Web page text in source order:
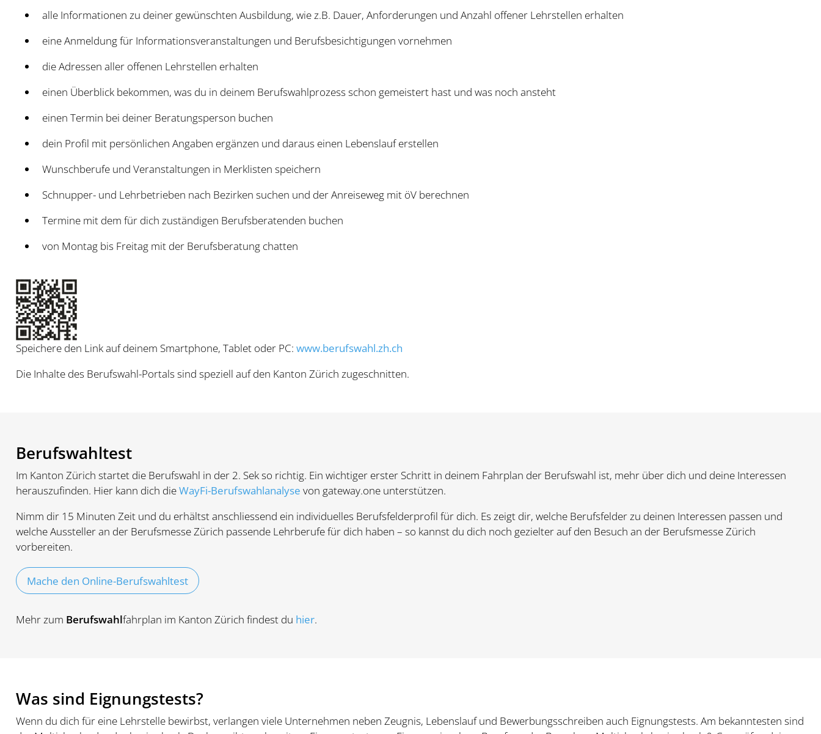
alle Informationen zu deiner gewünschten Ausbildung, wie z.B. Dauer, Anforderungen und Anzahl offener Lehrstellen erhalten
eine Anmeldung für Informationsveranstaltungen und Berufsbesichtigungen vornehmen
die Adressen aller offenen Lehrstellen erhalten
einen Überblick bekommen, was du in deinem Berufswahlprozess schon gemeistert hast und was noch ansteht
einen Termin bei deiner Beratungsperson buchen
dein Profil mit persönlichen Angaben ergänzen und daraus einen Lebenslauf erstellen
Wunschberufe und Veranstaltungen in Merklisten speichern
Schnupper- und Lehrbetrieben nach Bezirken suchen und der Anreiseweg mit öV berechnen
Termine mit dem für dich zuständigen Berufsberatenden buchen
von Montag bis Freitag mit der Berufsberatung chatten
Speichere den Link auf deinem Smartphone, Tablet oder PC: www.berufswahl.zh.ch
Die Inhalte des Berufswahl-Portals sind speziell auf den Kanton Zürich zugeschnitten.
Berufswahltest
Im Kanton Zürich startet die Berufswahl in der 2. Sek so richtig. Ein wichtiger erster Schritt in deinem Fahrplan der Berufswahl ist, mehr über dich und deine Interessen
herauszufinden. Hier kann dich dieWayFi-Berufswahlanalyse von gateway.one unterstützen.
Nimm dir 15 Minuten Zeit und du erhältst anschliessend ein individuelles Berufsfelderprofil für dich. Es zeigt dir, welche Berufsfelder zu deinen Interessen passen und
welche Aussteller an der Berufsmesse Zürich passende Lehrberufe für dich haben – so kannst du dich noch gezielter auf den Besuch an der Berufsmesse Zürich
vorbereiten.
Mache den Online-Berufswahltest
Mehr zum Berufswahlfahrplan im Kanton Zürich findest du hier.
Was sind Eignungstests?
Wenn du dich für eine Lehrstelle bewirbst, verlangen viele Unternehmen neben Zeugnis, Lebenslauf und Bewerbungsschreiben auch Eignungstests. Am bekanntesten sind